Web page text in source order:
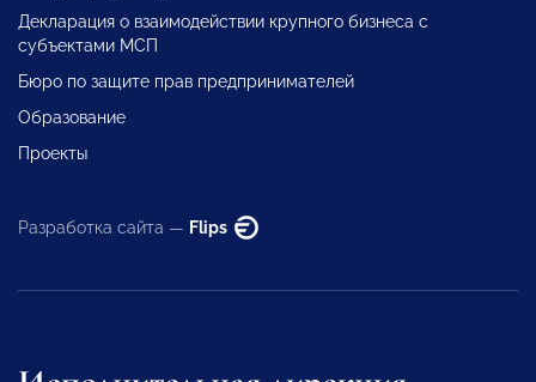
Декларация о взаимодействии крупного бизнеса с
субъектами МСП
Бюро по защите прав предпринимателей
Образование
Проекты
Разработка сайта — Flips